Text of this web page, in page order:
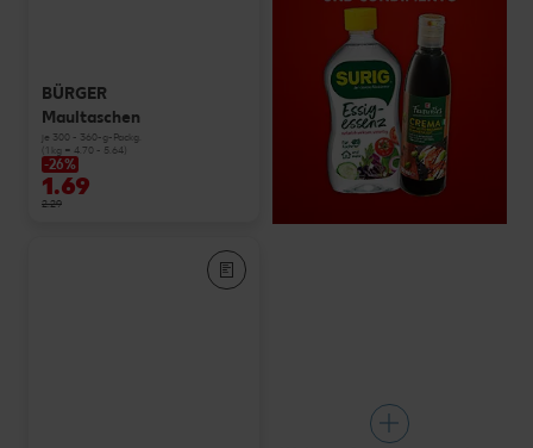
BÜRGER
Maultaschen
je 300 - 360-g-Packg.
(1 kg = 4.70 - 5.64)
-26%
1.69
2.29